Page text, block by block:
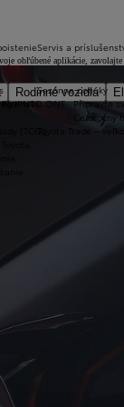
Rodinné vozidlá
KINTO ONE
Servis a
Sezónne ponuky
Připravte
Celoročný
Toyota Trade –
obľúbené aplikácie,